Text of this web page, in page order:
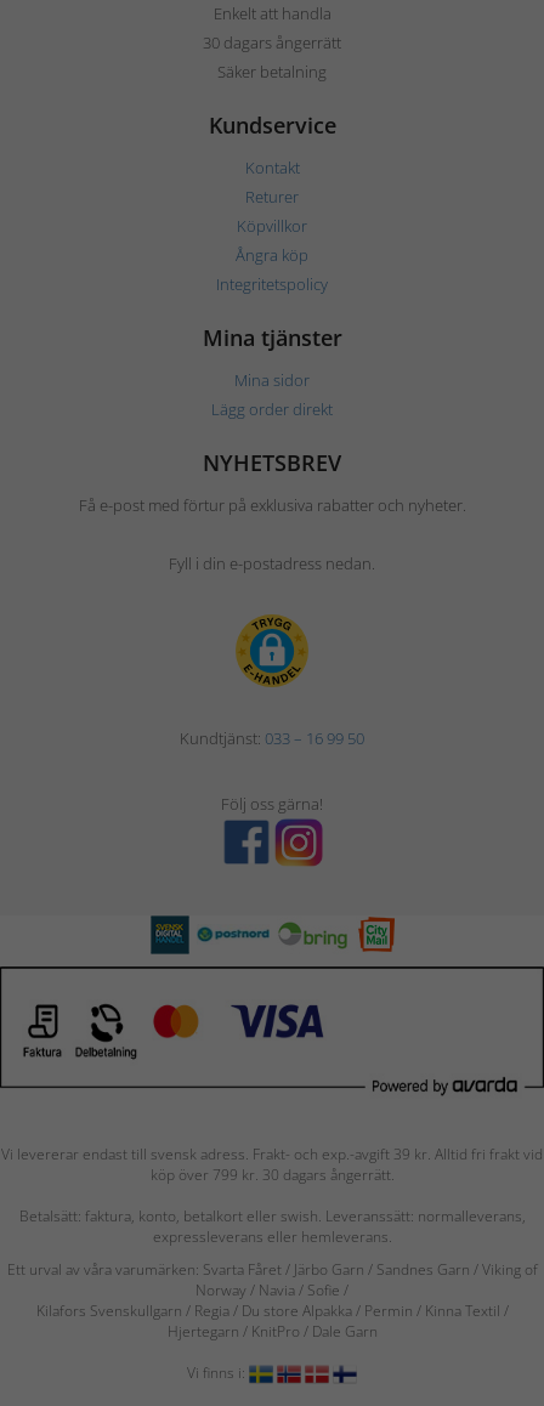
Enkelt att handla
30 dagars ångerrätt
Säker betalning
Kundservice
Kontakt
Returer
Köpvillkor
Ångra köp
Integritetspolicy
Mina tjänster
Mina sidor
Lägg order direkt
NYHETSBREV
Få e-post med förtur på exklusiva rabatter och nyheter.
Fyll i din e-postadress nedan.
Kundtjänst: 033 – 16 99 50
Följ oss gärna!
Vi levererar endast till svensk adress. Frakt- och exp.-avgift 39 kr. Alltid fri frakt vid
köp över 799 kr. 30 dagars ångerrätt.
Betalsätt: faktura, konto, betalkort eller swish. Leveranssätt: normalleverans,
expressleverans eller hemleverans.
Ett urval av våra varumärken: Svarta Fåret / Järbo Garn / Sandnes Garn / Viking of
Norway / Navia/ Sofie /
Kilafors Svenskullgarn / Regia / Du store Alpakka / Permin / Kinna Textil /
Hjertegarn / KnitPro / Dale Garn
Vi finns i: